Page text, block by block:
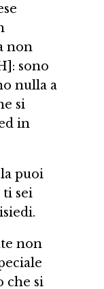
non
sono
nulla a
si
in
puoi
sei
non
che si